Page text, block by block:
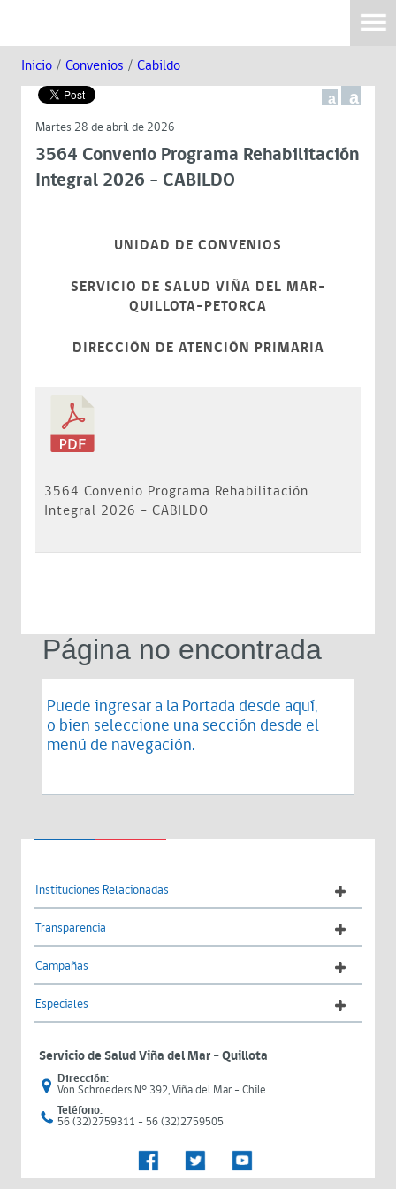
Inicio / Convenios / Cabildo
a a
Martes 28 de abril de 2026
3564 Convenio Programa Rehabilitación
Integral 2026 - CABILDO
UNIDAD DE CONVENIOS
SERVICIO DE SALUD VIÑA DEL MAR-
QUILLOTA-PETORCA
DIRECCIÓN DE ATENCIÓN PRIMARIA
3564 Convenio Programa Rehabilitación
Integral 2026 - CABILDO
Página no encontrada
Puede ingresar a la Portada desde aquí,
o bien seleccione una sección desde el
menú de navegación.
Instituciones Relacionadas
Transparencia
Campañas
Especiales
Servicio de Salud Viña del Mar – Quillota
Dirección:
Von Schroeders N° 392, Viña del Mar - Chile
Teléfono:
56 (32)2759311 - 56 (32)2759505